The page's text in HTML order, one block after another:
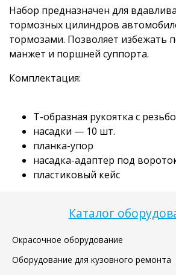
Каталог
Окрасочное оборудование
Оборудование для кузовного ремонта
Набор предназначен для
тормозных цилиндров
тормозами. Позволяет избежать
манжет и поршней
Т-образная рукоятка с
насадки — 10 шт.
планка-упор
насадка-адаптер под
пластиковый кейс